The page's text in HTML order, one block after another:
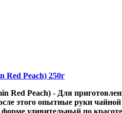
Peach) 250г
Peach) - Для
этого опытные руки
удивительный по